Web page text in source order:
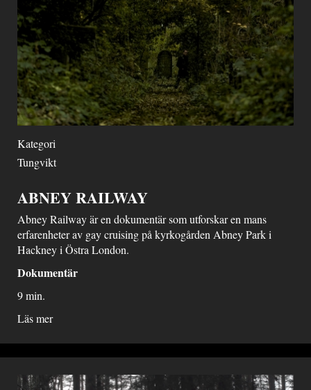
Kategori
Tungvikt
ABNEY RAILWAY
Abney Railway är en dokumentär som utforskar en mans
erfarenheter av gay cruising på kyrkogården Abney Park i
Hackney i Östra London.
Dokumentär
9 min.
Läs mer